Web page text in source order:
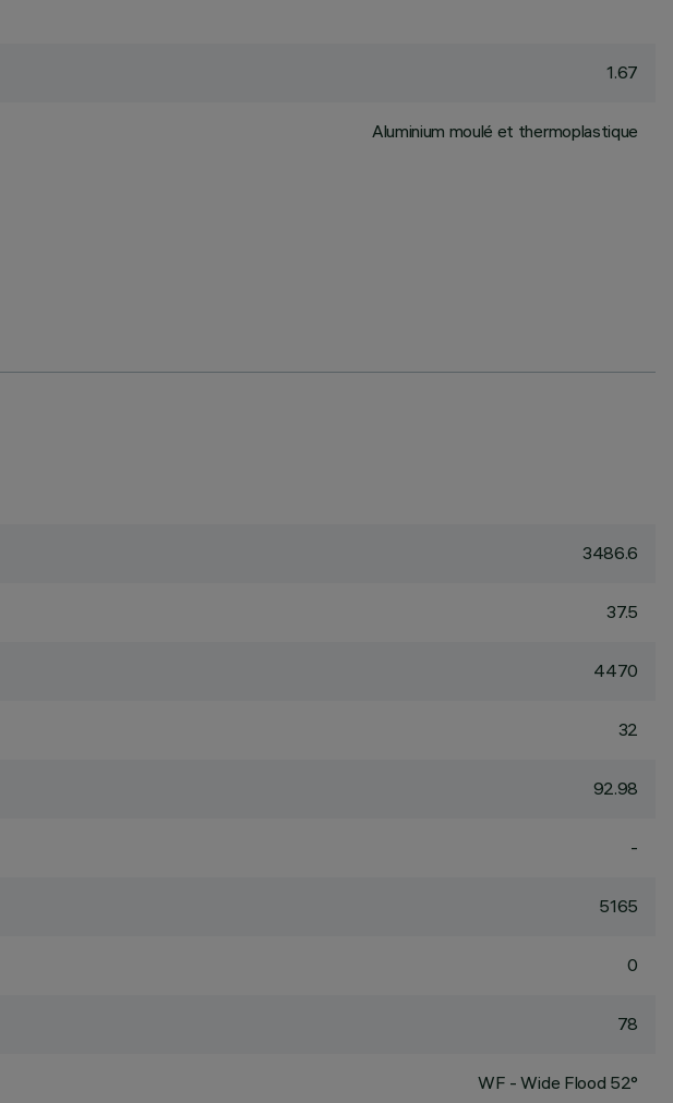
1.67
Aluminium moulé et thermoplastique
3486.6
37.5
4470
32
92.98
-
5165
0
78
WF - Wide Flood 52°